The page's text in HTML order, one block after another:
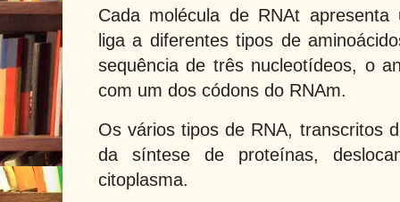
Cada molécula de RNAt
liga a diferentes tipos de
sequência de três nucleotídeos, o
com um dos códons do RNAm.
Os vários tipos de RNA, transcritos
da síntese de proteínas,
citoplasma.